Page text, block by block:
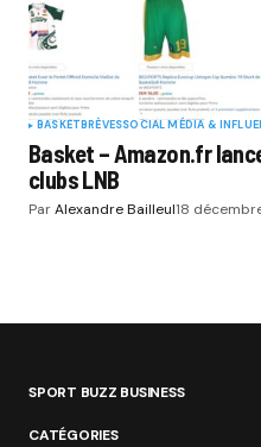
BASKETBRÈVESSOCIAL MÉDIA &
Basket – Amazon.fr
clubs LNB
ParAlexandre Bailleul18
SPORT BUZZ BUSINESS
CATÉGORIES